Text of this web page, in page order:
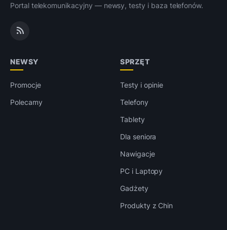
Portal telekomunikacyjny — newsy, testy i baza telefonów.
NEWSY
Promocje
Polecamy
SPRZĘT
Testy i opinie
Telefony
Tablety
Dla seniora
Nawigacje
PC i Laptopy
Gadżety
Produkty z Chin